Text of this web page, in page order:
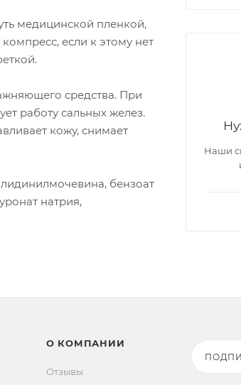
медицинской пленкой,
если к этому нет
средства. При
работу сальных желез.
кожу, снимает
бензоат
натрия,
Наши
О КОМПАНИИ
Отзывы